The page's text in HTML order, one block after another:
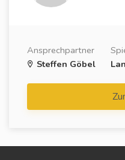
Ansprechpartner
Steffen Göbel